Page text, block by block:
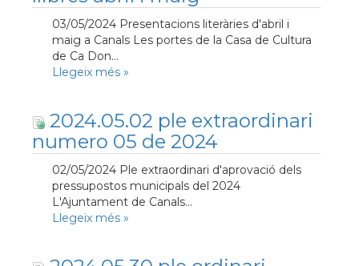
03/05/2024 Presentacions literàries d'abril i
maig a Canals Les portes de la Casa de Cultura
de Ca Don...
Llegeix més »
2024.05.02 ple extraordinari
numero 05 de 2024
02/05/2024 Ple extraordinari d'aprovació dels
pressupostos municipals del 2024
L'Ajuntament de Canals...
Llegeix més »